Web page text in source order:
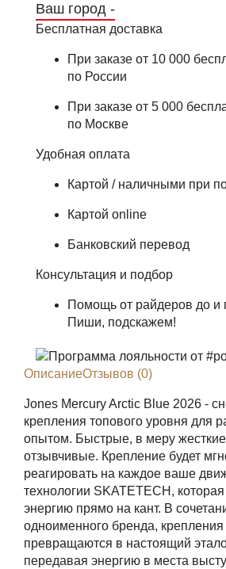
Ваш город -
Бесплатная доставка
При заказе от 10 000
по России
При заказе от 5 000
по Москве
Удобная оплата
Картой / наличными при
Картой online
Банковский перевод
Консультация и подбор
Помощь от райдеров до и
Пиши, подскажем!
ОписаниеОтзывов (0)
Jones Mercury Arctic Blue 2026 -
крепления топового уровня для
опытом. Быстрые, в меру
отзывчивые. Крепление будет
реагировать на каждое ваше
технологии SKATETECH,
энергию прямо на кант. В
одноименного бренда,
превращаются в настоящий
передавая энергию в места